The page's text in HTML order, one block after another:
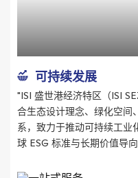
可持续发展
"ISI 盛世港经济特区（ISI
合生态设计理念、绿化空间
系，致力于推动可持续工业
球 ESG 标准与长期价值导